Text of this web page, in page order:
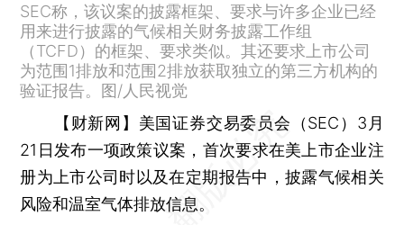
SEC称，该议案的披露框架、要求与许多企业已经
用来进行披露的气候相关财务披露工作组
（TCFD）的框架、要求类似。其还要求上市公司
为范围1排放和范围2排放获取独立的第三方机构的
验证报告。图/人民视觉
【财新网】 美国证券交易委员会（SEC）3月
21日发布一项政策议案，首次要求在美上市企业注
册为上市公司时以及在定期报告中，披露气候相关
风险和温室气体排放信息。